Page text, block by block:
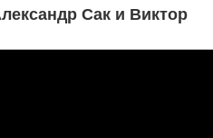
Сак и Виктор